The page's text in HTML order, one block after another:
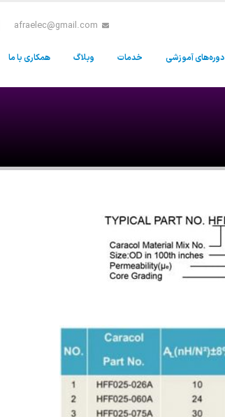
afraelec@gmail.com
دوره‌های آموزشی خدمات وبلاگ همکاری با ما